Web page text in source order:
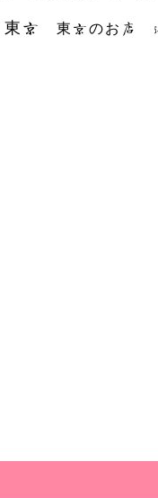
東京 東京のお店